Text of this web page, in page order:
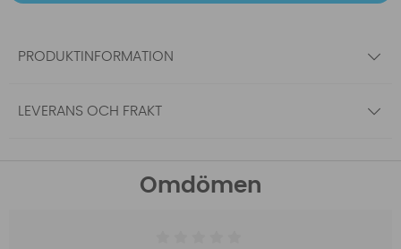
PRODUKTINFORMATION
LEVERANS OCH FRAKT
Omdömen